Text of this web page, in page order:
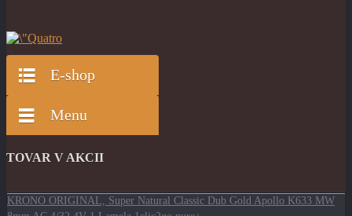
E-shop
Menu
TOVAR V AKCII
KRONO ORIGINAL, Super Natural Classic Dub Gold Apollo K633 MW